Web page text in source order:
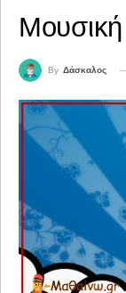
Μουσική
By Δάσκαλος